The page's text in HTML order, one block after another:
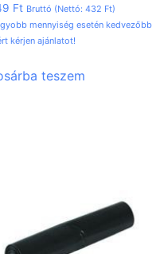
Ft Bruttó (Nettó: 432 Ft)
mennyiség esetén kedvezőbb
kérjen ajánlatot!
teszem